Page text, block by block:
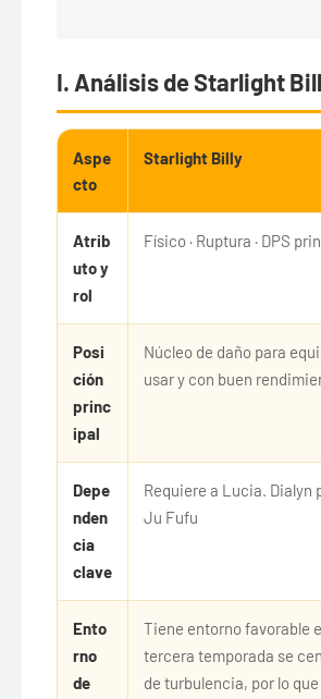
I. Análisis de Starlight
Aspe
cto
Starlight Billy
Atrib
uto y
rol
Físico · Ruptura · DPS
Posi
ción
princ
ipal
Núcleo de daño para
usar y con buen
Depe
nden
cia
clave
Requiere a Lucia. Dialyn
Ju Fufu
Ento
rno
de
Tiene entorno favorable
tercera temporada se
de turbulencia, por lo